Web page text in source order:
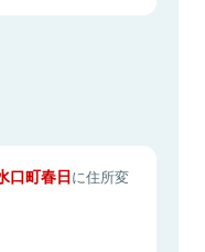
口町春日に住所変